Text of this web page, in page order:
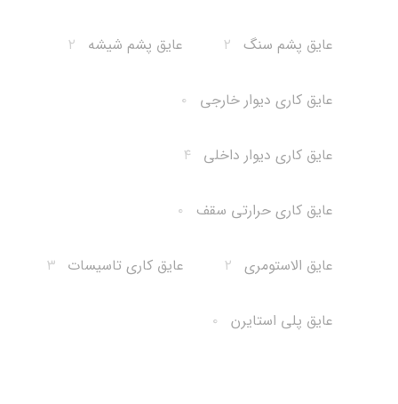
عایق پشم سنگ ۲ عایق پشم شیشه ۲
عایق کاری دیوار خارجی ۰
عایق کاری دیوار داخلی ۴
عایق کاری حرارتی سقف ۰
عایق الاستومری ۲ عایق کاری تاسیسات ۳
عایق پلی استایرن ۰